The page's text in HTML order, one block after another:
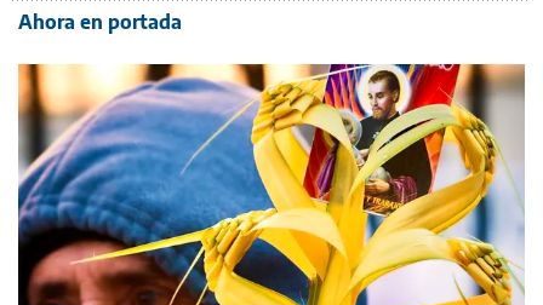
Ahora en portada